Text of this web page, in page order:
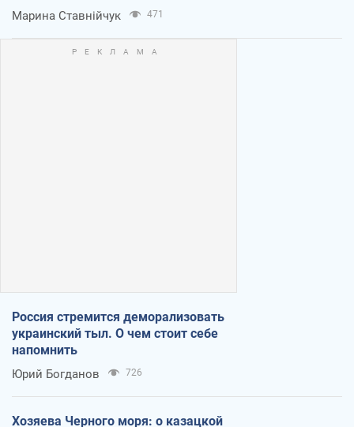
Марина Ставнійчук 471
Россия стремится деморализовать
украинский тыл. О чем стоит себе
напомнить
Юрий Богданов 726
Хозяева Черного моря: о казацкой